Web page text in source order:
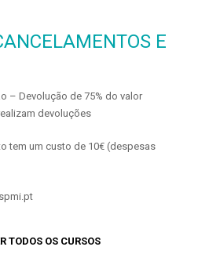
E
– Devolução de 75% do valor
devoluções
tem um custo de 10€ (despesas
TODOS OS CURSOS